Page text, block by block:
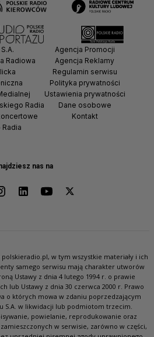
nas na
Radiowa
Radia
Agencja Promocji
Agencja Reklamy
Regulamin serwisu
Polityka prywatności
Ustawienia prywatności
Dane osobowe
Kontakt
w tym wszystkie materiały i ich
samego serwisu mają charakter utworów
Ustawy z dnia 4 lutego 1994 r. o prawie
lub Ustawy z dnia 30 czerwca 2000 r. Prawo
o których mowa w zdaniu poprzedzającym
S.A. w likwidacji lub podmiotom trzecim.
powielanie, reprodukowanie oraz
w serwisie, zarówno w części,